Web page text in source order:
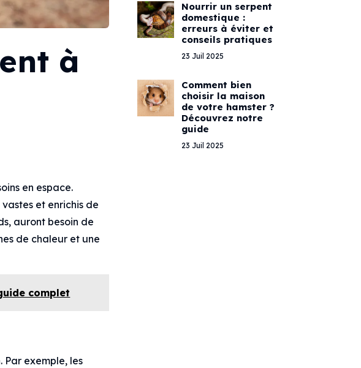
à
en espace.
et enrichis de
auront besoin de
de chaleur et une
complet
Par exemple, les
Nourrir un serpent
domestique :
erreurs à éviter et
conseils pratiques
23 Juil 2025
Comment bien
choisir la maison
de votre hamster ?
Découvrez notre
guide
23 Juil 2025